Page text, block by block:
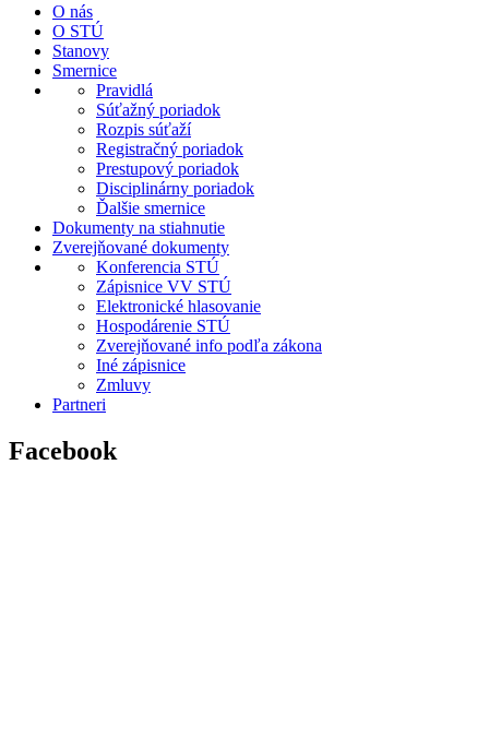
O nás
O STÚ
Stanovy
Smernice
Pravidlá
Súťažný poriadok
Rozpis súťaží
Registračný poriadok
Prestupový poriadok
Disciplinárny poriadok
Ďalšie smernice
Dokumenty na stiahnutie
Zverejňované dokumenty
Konferencia STÚ
Zápisnice VV STÚ
Elektronické hlasovanie
Hospodárenie STÚ
Zverejňované info podľa zákona
Iné zápisnice
Zmluvy
Partneri
Facebook